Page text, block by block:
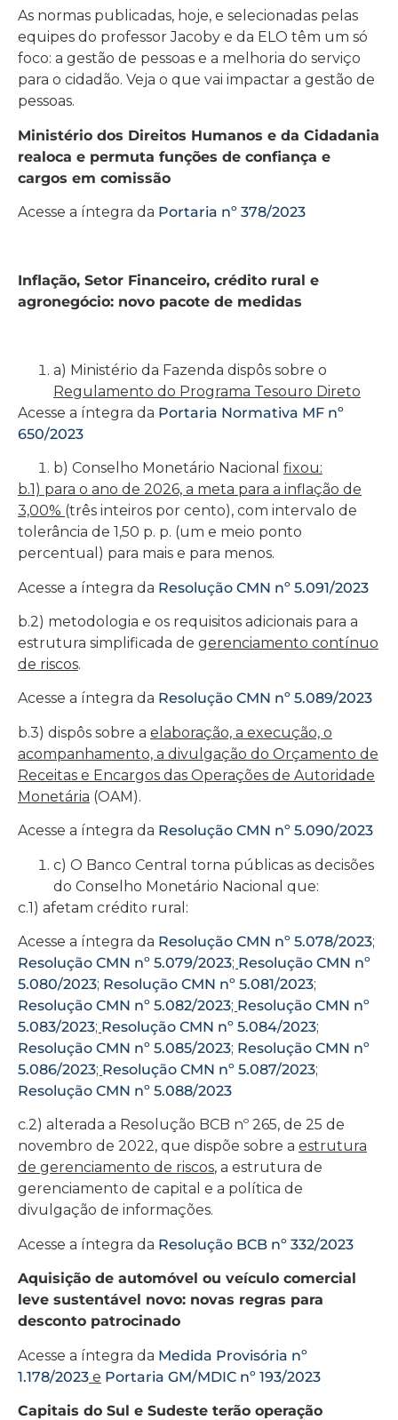
As normas publicadas, hoje, e selecionadas pelas
equipes do professor Jacoby e da ELO têm um só
foco: a gestão de pessoas e a melhoria do serviço
para o cidadão. Veja o que vai impactar a gestão de
pessoas.
Ministério dos Direitos Humanos e da Cidadania
realoca e permuta funções de confiança e
cargos em comissão
Acesse a íntegra da Portaria nº 378/2023
Inflação, Setor Financeiro, crédito rural e
agronegócio: novo pacote de medidas
a) Ministério da Fazenda dispôs sobre o
Regulamento do Programa Tesouro Direto
Acesse a íntegra da Portaria Normativa MF nº
650/2023
b) Conselho Monetário Nacional fixou:
b.1) para o ano de 2026, a meta para a inflação de
3,00% (três inteiros por cento), com intervalo de
tolerância de 1,50 p. p. (um e meio ponto
percentual) para mais e para menos.
Acesse a íntegra da Resolução CMN nº 5.091/2023
b.2) metodologia e os requisitos adicionais para a
estrutura simplificada de gerenciamento contínuo
de riscos.
Acesse a íntegra da Resolução CMN nº 5.089/2023
b.3) dispôs sobre a elaboração, a execução, o
acompanhamento, a divulgação do Orçamento de
Receitas e Encargos das Operações de Autoridade
Monetária (OAM).
Acesse a íntegra da Resolução CMN nº 5.090/2023
c) O Banco Central torna públicas as decisões
do Conselho Monetário Nacional que:
c.1) afetam crédito rural:
Acesse a íntegra da Resolução CMN nº 5.078/2023;
Resolução CMN nº 5.079/2023; Resolução CMN nº
5.080/2023; Resolução CMN nº 5.081/2023;
Resolução CMN nº 5.082/2023; Resolução CMN nº
5.083/2023; Resolução CMN nº 5.084/2023;
Resolução CMN nº 5.085/2023; Resolução CMN nº
5.086/2023; Resolução CMN nº 5.087/2023;
Resolução CMN nº 5.088/2023
c.2) alterada a Resolução BCB nº 265, de 25 de
novembro de 2022, que dispõe sobre a estrutura
de gerenciamento de riscos, a estrutura de
gerenciamento de capital e a política de
divulgação de informações.
Acesse a íntegra da Resolução BCB nº 332/2023
Aquisição de automóvel ou veículo comercial
leve sustentável novo: novas regras para
desconto patrocinado
Acesse a íntegra da Medida Provisória nº
1.178/2023 e Portaria GM/MDIC nº 193/2023
Capitais do Sul e Sudeste terão operação